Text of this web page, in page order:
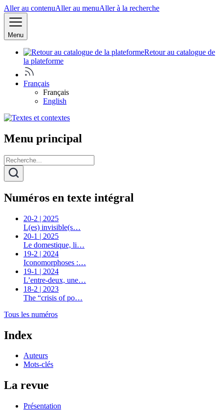
Aller au contenuAller au menuAller à la recherche
Menu
Retour au catalogue de
la plateforme
Français
Français
English
Menu principal
Numéros en texte intégral
20-2 | 2025
L(es) invisible(s…
20-1 | 2025
Le domestique, li…
19-2 | 2024
Iconomorphoses :…
19-1 | 2024
L’entre-deux, une…
18-2 | 2023
The “crisis of po…
Tous les numéros
Index
Auteurs
Mots-clés
La revue
Présentation